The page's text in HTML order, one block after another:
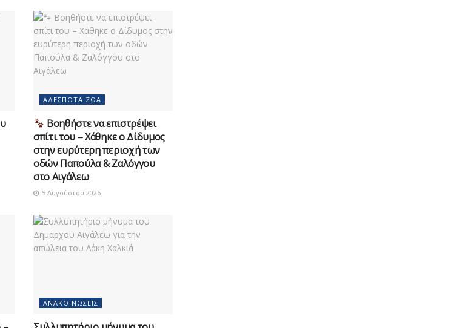
ΑΔΈΣΠΟΤΑ ΖΏΑ
Βοηθήστε να επιστρέψει
σπίτι του – Χάθηκε ο Δίδυμος
στην ευρύτερη περιοχή των
οδών Παπούλα & Ζαλόγγου
στο Αιγάλεω
5 Αυγούστου 2026
ΑΝΑΚΟΙΝΏΣΕΙΣ